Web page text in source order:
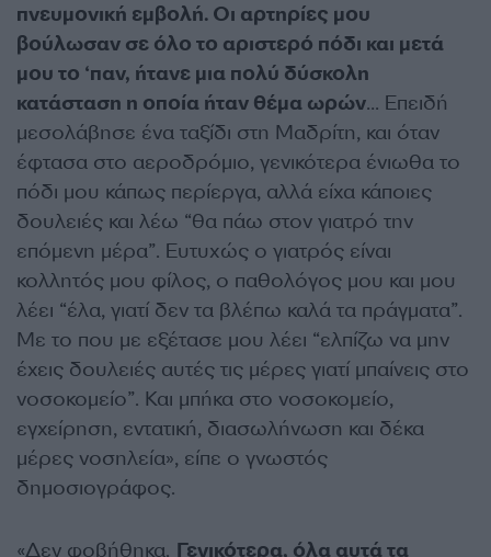
πνευμονική εμβολή. Οι αρτηρίες μου
βούλωσαν σε όλο το αριστερό πόδι και μετά
μου το ‘παν, ήτανε μια πολύ δύσκολη
κατάσταση η οποία ήταν θέμα ωρών… Επειδή
μεσολάβησε ένα ταξίδι στη Μαδρίτη, και όταν
έφτασα στο αεροδρόμιο, γενικότερα ένιωθα το
πόδι μου κάπως περίεργα, αλλά είχα κάποιες
δουλειές και λέω “θα πάω στον γιατρό την
επόμενη μέρα”. Ευτυχώς ο γιατρός είναι
κολλητός μου φίλος, ο παθολόγος μου και μου
λέει “έλα, γιατί δεν τα βλέπω καλά τα πράγματα”.
Με το που με εξέτασε μου λέει “ελπίζω να μην
έχεις δουλειές αυτές τις μέρες γιατί μπαίνεις στο
νοσοκομείο”. Και μπήκα στο νοσοκομείο,
εγχείρηση, εντατική, διασωλήνωση και δέκα
μέρες νοσηλεία», είπε ο γνωστός
δημοσιογράφος.
«Δεν φοβήθηκα. Γενικότερα, όλα αυτά τα